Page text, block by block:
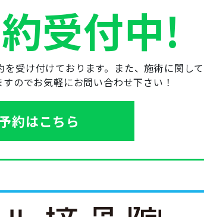
受付中!
受け付けております。また、施術に関して
のでお気軽にお問い合わせ下さい！
約はこちら